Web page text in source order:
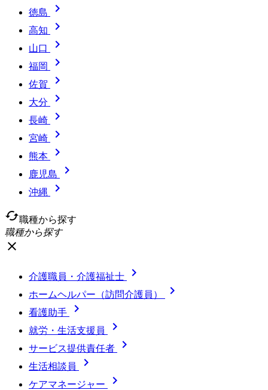
徳島 
高知 
山口 
福岡 
佐賀 
大分 
長崎 
宮崎 
熊本 
鹿児島 
沖縄

cached職種から探す
職種から探す
close
介護職員・介護福祉士 
ホームヘルパー（訪問介護員） 
看護助手 
就労・生活支援員 
サービス提供責任者 
生活相談員 
ケアマネージャー 